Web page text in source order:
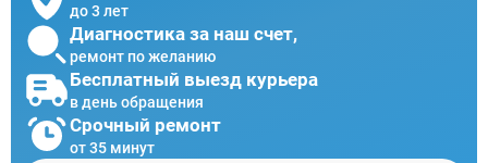
до 3 лет
Диагностика за наш счет,
ремонт по желанию
Бесплатный выезд курьера
в день обращения
Срочный ремонт
от 35 минут